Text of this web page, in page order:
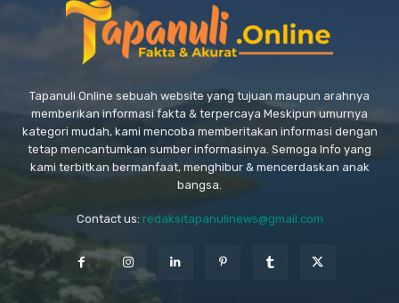
Tapanuli Online sebuah website yang tujuan maupun arahnya
memberikan informasi fakta & terpercaya Meskipun umurnya
kategori mudah, kami mencoba memberitakan informasi dengan
tetap mencantumkan sumber informasinya. Semoga Info yang
kami terbitkan bermanfaat, menghibur & mencerdaskan anak
bangsa.
Contact us: redaksitapanulinews@gmail.com